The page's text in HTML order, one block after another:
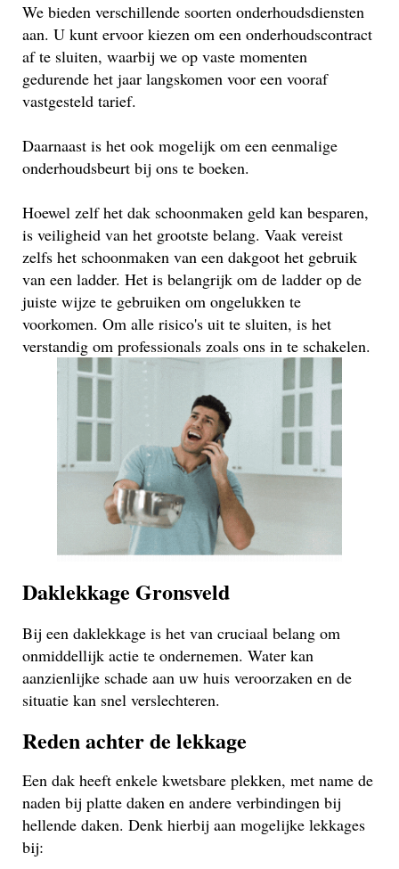
We bieden verschillende soorten onderhoudsdiensten
aan. U kunt ervoor kiezen om een onderhoudscontract
af te sluiten, waarbij we op vaste momenten
gedurende het jaar langskomen voor een vooraf
vastgesteld tarief.
Daarnaast is het ook mogelijk om een eenmalige
onderhoudsbeurt bij ons te boeken.
Hoewel zelf het dak schoonmaken geld kan besparen,
is veiligheid van het grootste belang. Vaak vereist
zelfs het schoonmaken van een dakgoot het gebruik
van een ladder. Het is belangrijk om de ladder op de
juiste wijze te gebruiken om ongelukken te
voorkomen. Om alle risico's uit te sluiten, is het
verstandig om professionals zoals ons in te schakelen.
Daklekkage Gronsveld
Bij een daklekkage is het van cruciaal belang om
onmiddellijk actie te ondernemen. Water kan
aanzienlijke schade aan uw huis veroorzaken en de
situatie kan snel verslechteren.
Reden achter de lekkage
Een dak heeft enkele kwetsbare plekken, met name de
naden bij platte daken en andere verbindingen bij
hellende daken. Denk hierbij aan mogelijke lekkages
bij: